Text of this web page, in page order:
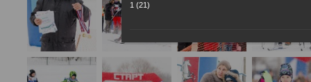
1 (21)